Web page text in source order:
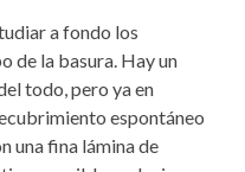
a fondo los
de la basura. Hay un
todo, pero ya en
espontáneo
una fina lámina de